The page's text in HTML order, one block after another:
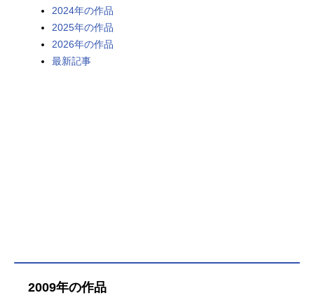
2024年の作品
2025年の作品
2026年の作品
最新記事
2009年の作品